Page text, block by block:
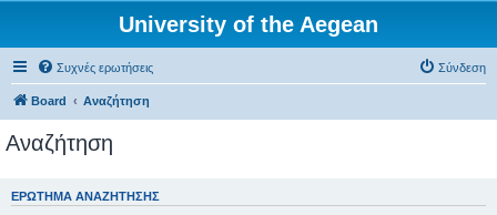
University of the Aegean
Συχνές ερωτήσεις Σύνδεση
Board Αναζήτηση
Αναζήτηση
ΕΡΏΤΗΜΑ ΑΝΑΖΉΤΗΣΗΣ